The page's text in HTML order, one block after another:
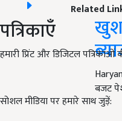
पत्रिकाएँ
हमारी प्रिंट और डिजिटल
सोशल मीडिया पर हमारे साथ जुड़ें:
Related
बजट